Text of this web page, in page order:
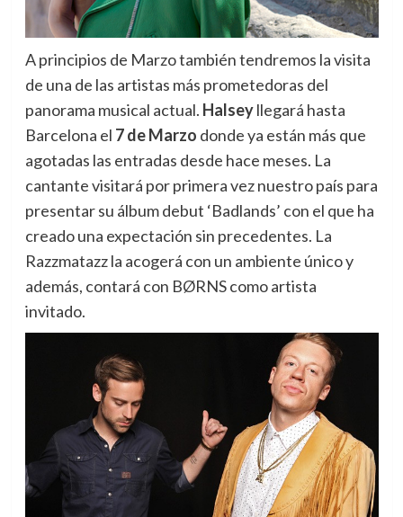
A principios de Marzo también tendremos la visita
de una de las artistas más prometedoras del
panorama musical actual. Halseyllegará hasta
Barcelona el 7 de Marzo donde ya están más que
agotadas las entradas desde hace meses. La
cantante visitará por primera vez nuestro país para
presentar su álbum debut ‘Badlands’ con el que ha
creado una expectación sin precedentes. La
Razzmatazz la acogerá con un ambiente único y
además, contará con BØRNS como artista
invitado.